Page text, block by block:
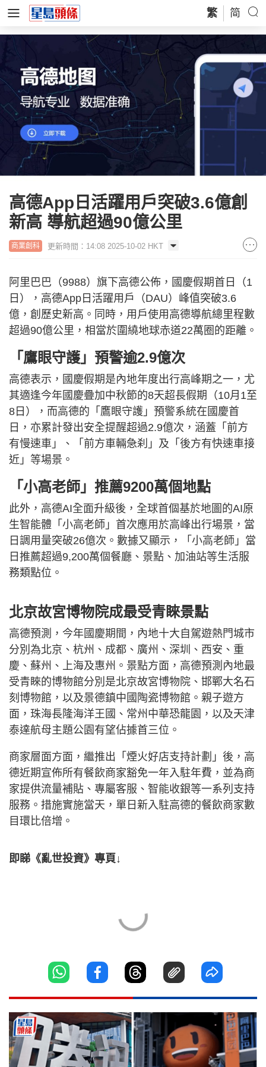
繁 简
高德App日活躍用戶突破3.6億創
新高 導航超過90億公里
商業創科 更新時間：14:08 2025-10-02 HKT
阿里巴巴（9988）旗下高德公佈，國慶假期首日（1
日），高德App日活躍用戶（DAU）峰值突破3.6
億，創歷史新高。同時，用戶使用高德導航總里程數
超過90億公里，相當於圍繞地球赤道22萬圈的距離。
「鷹眼守護」預警逾2.9億次
高德表示，國慶假期是內地年度出行高峰期之一，尤
其適逢今年國慶疊加中秋節的8天超長假期（10月1至
8日），而高德的「鷹眼守護」預警系統在國慶首
日，亦累計發出安全提醒超過2.9億次，涵蓋「前方
有慢速車」、「前方車輛急刹」及「後方有快速車接
近」等場景。
「小高老師」推薦9200萬個地點
此外，高德AI全面升級後，全球首個基於地圖的AI原
生智能體「小高老師」首次應用於高峰出行場景，當
日調用量突破26億次。數據又顯示，「小高老師」當
日推薦超過9,200萬個餐廳、景點、加油站等生活服
務類點位。
北京故宮博物院成最受青睞景點
高德預測，今年國慶期間，內地十大自駕遊熱門城市
分別為北京、杭州、成都、廣州、深圳、西安、重
慶、蘇州、上海及惠州。景點方面，高德預測內地最
受青睞的博物館分別是北京故宮博物院、邯鄲大名石
刻博物館，以及景德鎮中國陶瓷博物館。親子遊方
面，珠海長隆海洋王國、常州中華恐龍園，以及天津
泰達航母主題公園有望佔據首三位。
商家層面方面，繼推出「煙火好店支持計劃」後，高
德近期宣佈所有餐飲商家豁免一年入駐年費，並為商
家提供流量補貼、專屬客服、智能收銀等一系列支持
服務。措施實施當天，單日新入駐高德的餐飲商家數
目環比倍增。
即睇《亂世投資》專頁↓